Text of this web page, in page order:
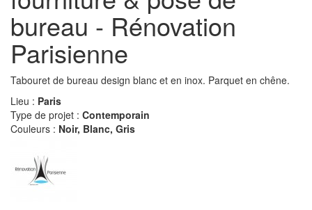
bureau - Rénovation
Parisienne
Tabouret de bureau design blanc et en inox. Parquet en chêne.
Lieu : Paris
Type de projet : Contemporain
Couleurs : Noir, Blanc, Gris